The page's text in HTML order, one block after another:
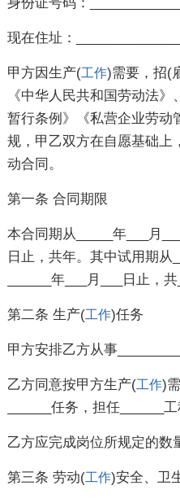
现在住址：
甲方因生产(工作)需要，招(
《中华人民共和国劳动法
暂行条例》《私营企业劳动
规，甲乙双方在自愿基础上
动合同。
第一条 合同期限
本合同期从_____年___月
日止，共年。其中试用期从
______年___月___日止，共
第二条 生产(工作)任务
甲方安排乙方从事
乙方同意按甲方生产(工作)
______任务，担任______工
乙方应完成岗位所规定的数
第三条 劳动(工作)安全、卫